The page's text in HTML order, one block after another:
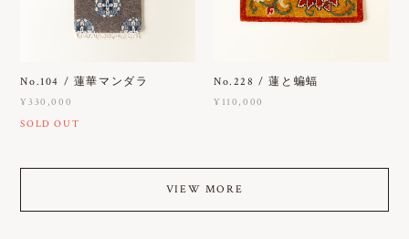
No.104 / 蓮華マンダラ
¥330,000
SOLD OUT
No.228 / 蓮と蝙蝠
¥110,000
VIEW MORE